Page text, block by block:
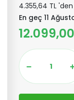
4.355,64 TL
En geç 11